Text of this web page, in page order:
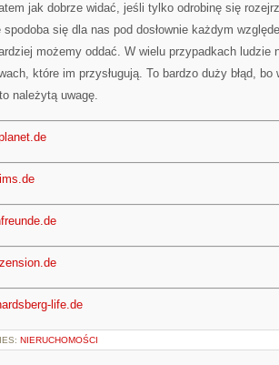
jak dobrze widać, jeśli tylko odrobinę się
spodoba się dla nas pod dosłownie każdym
możemy oddać. W wielu przypadkach ludzie
które im przysługują. To bardzo duży błąd,
należytą uwagę.
life.de
NIERUCHOMOŚCI